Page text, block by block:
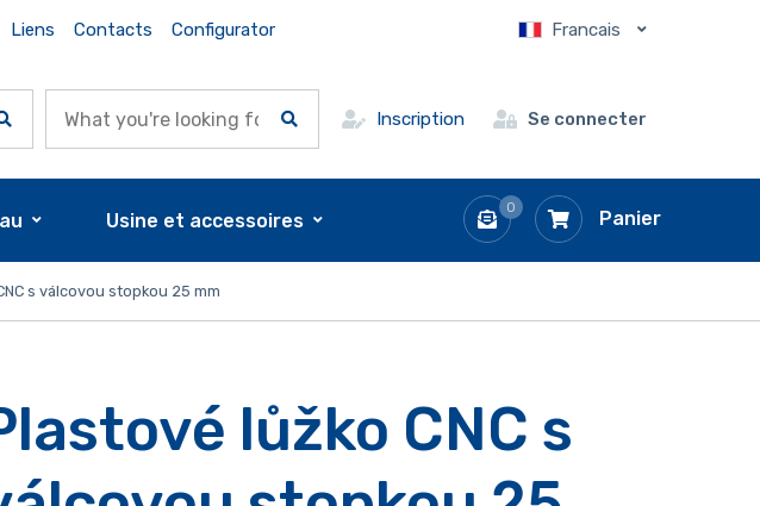
Liens Contacts Configurator Francais
Inscription Se connecter
0 Panier
Usine et accessoires
s válcovou stopkou 25 mm
lůžko CNC s